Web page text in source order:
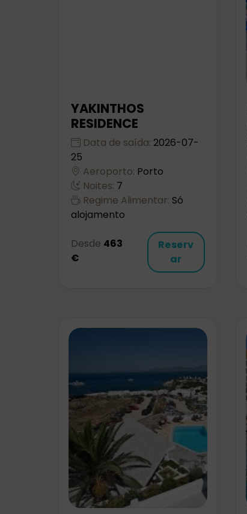
YAKINTHOS
RESIDENCE
Data de saída: 2026-07-
25
Aeroporto: Porto
Noites: 7
Regime Alimentar: Só
alojamento
Desde 463
€
Reserv
ar